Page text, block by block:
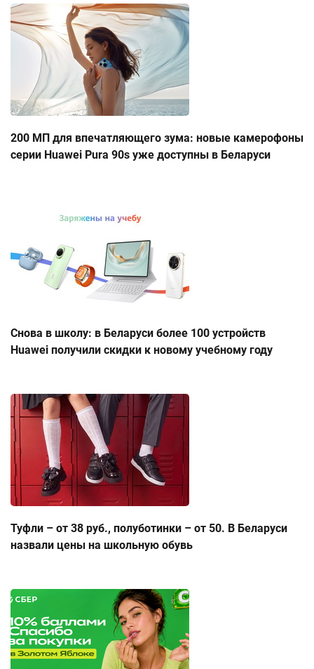
200 МП для впечатляющего зума: новые камерофоны
серии Huawei Pura 90s уже доступны в Беларуси
Снова в школу: в Беларуси более 100 устройств
Huawei получили скидки к новому учебному году
Туфли – от 38 руб., полуботинки – от 50. В Беларуси
назвали цены на школьную обувь